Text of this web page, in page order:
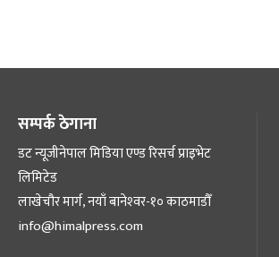
सम्पर्क ठेगाना
डट न्यूजीनेपाल मिडिया एण्ड रिसर्च प्राइभेट
लिमिटेड
लाखेचौर मार्ग, नयाँ बानेश्‍वर-१० काठमाडौँ
info@himalpress.com